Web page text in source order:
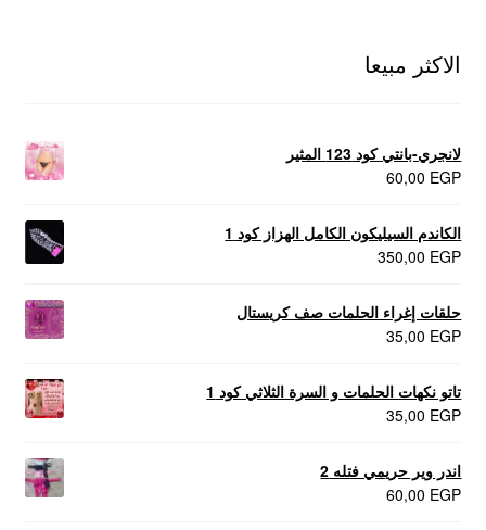
الاكثر مبيعا
لانجري-بانتي كود 123 المثير
60,00 EGP
الكاندم السيليكون الكامل الهزاز كود 1
350,00 EGP
حلقات إغراء الحلمات صف كريستال
35,00 EGP
تاتو نكهات الحلمات و السرة الثلاثي كود 1
35,00 EGP
اندر وير حريمي فتله 2
60,00 EGP